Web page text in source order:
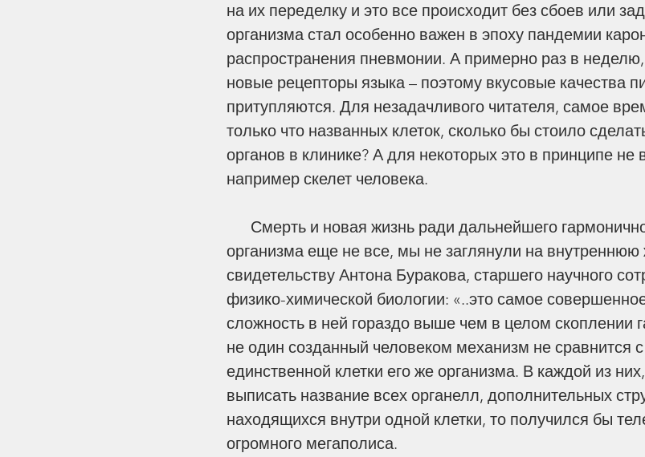
на их переделку и это все происходит без сбоев или
организма стал особенно важен в эпоху пандемии
распространения пневмонии. А примерно раз в
новые рецепторы языка – поэтому вкусовые качества
притупляются. Для незадачливого читателя, самое
только что названных клеток, сколько бы стоило
органов в клинике? А для некоторых это в принципе не
например скелет человека.
организма еще не все, мы не заглянули на внутреннюю
свидетельству Антона Буракова, старшего научного
физико-химической биологии: «..это самое
сложность в ней гораздо выше чем в целом скоплении
не один созданный человеком механизм не сравнится
единственной клетки его же организма. В каждой из
выписать название всех органелл, дополнительных
находящихся внутри одной клетки, то получился бы
огромного мегаполиса.